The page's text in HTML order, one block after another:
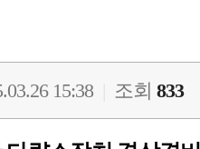
15:38 조회 833